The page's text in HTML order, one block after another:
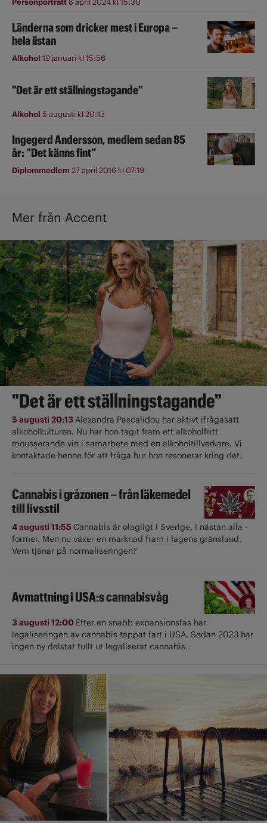
Personporträtt8 april 2024 kl 15:30
Länderna som dricker mest i Europa –
hela listan
Alkohol 19 januari kl 15:56
"Det är ett ställningstagande"
Alkohol 5 augusti kl 20:13
Ingegerd Andersson, medlem sedan 85
år: ”Det känns fint”
Diplommedlem27 april 2016 kl 07:19
Mer från Accent
"Det är ett ställningstagande"
5 augusti 20:13Alexandra Pascalidou har aktivt ifrågasatt
alkoholkulturen. Nu har hon tagit fram ett alkoholfritt
mousserande vin i samarbete med en alkoholtillverkare. Vi
kontaktade henne för att fråga hur hon resonerar kring det.
Cannabis i gråzonen – från läkemedel
till livsstil
4 augusti 11:55 Cannabis är olagligt i ­Sverige, i nästan alla ­
former. Men nu växer en marknad fram i lagens gränsland.
Vem tjänar på normaliseringen?
Avmattning i USA:s cannabisvåg
3 augusti 12:00 Efter en snabb expansionsfas har
legaliseringen av cannabis tappat fart i USA. Sedan 2023 har
ingen ny delstat fullt ut ­legaliserat cannabis.